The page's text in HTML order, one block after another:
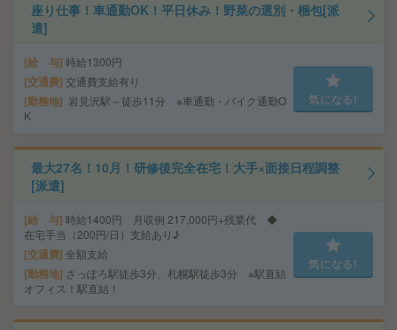
座り仕事！車通勤OK！平日休み！野菜の選別・梱包[派
遣]
給 与 時給1300円
交通費 交通費支給有り
勤務地
岩見沢駅～徒歩11分 ※車通勤・バイク通勤O
K
気になる!
最大27名！10月！研修後完全在宅！大手×面接日程調整
[派遣]
給 与 時給1400円 月収例 217,000円+残業代 ◆
在宅手当（200円/日）支給あり♪
交通費 全額支給
勤務地 さっぽろ駅徒歩3分、札幌駅徒歩3分 ※駅直結
オフィス！駅直結！
気になる!